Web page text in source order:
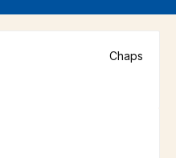
Chaps